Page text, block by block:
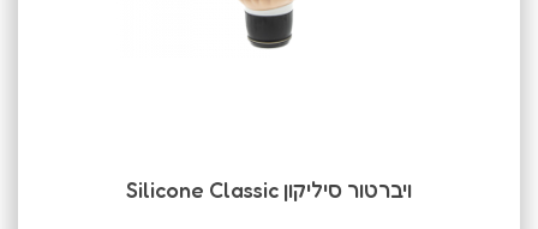
ויברטור סיליקון Silicone Classic